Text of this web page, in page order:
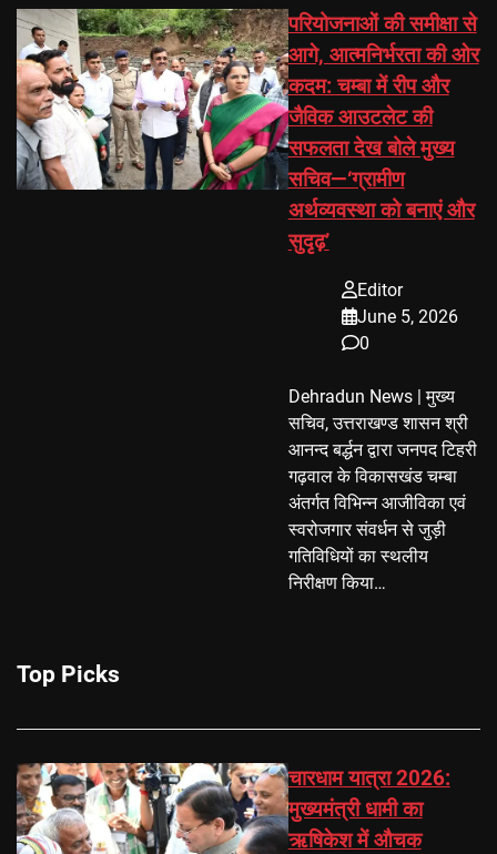
परियोजनाओं की समीक्षा से
आगे, आत्मनिर्भरता की ओर
कदम: चम्बा में रीप और
जैविक आउटलेट की
सफलता देख बोले मुख्य
सचिव—‘ग्रामीण
अर्थव्यवस्था को बनाएं और
सुदृढ़’
Editor
June 5, 2026
0
Dehradun News | मुख्य
सचिव, उत्तराखण्ड शासन श्री
आनन्द बर्द्धन द्वारा जनपद टिहरी
गढ़वाल के विकासखंड चम्बा
अंतर्गत विभिन्न आजीविका एवं
स्वरोजगार संवर्धन से जुड़ी
गतिविधियों का स्थलीय
निरीक्षण किया…
Top Picks
चारधाम यात्रा 2026:
मुख्यमंत्री धामी का
ऋषिकेश में औचक